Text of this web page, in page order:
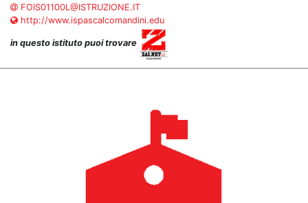
FOIS01100L@ISTRUZIONE.IT
http://www.ispascalcomandini.edu
in questo istituto puoi trovare